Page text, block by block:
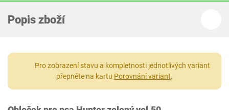
Popis zboží
Pro zobrazení stavu a kompletnosti jednotlivých variant
přepněte na kartu Porovnání variant.